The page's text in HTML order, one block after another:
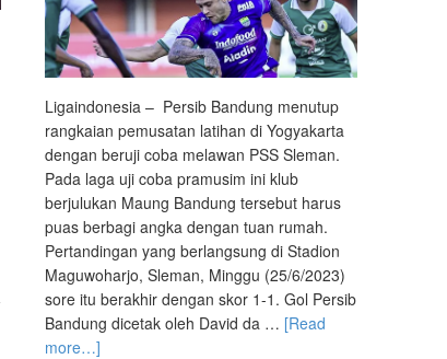
Ligaindonesia – Persib Bandung menutup
rangkaian pemusatan latihan di Yogyakarta
dengan beruji coba melawan PSS Sleman.
Pada laga uji coba pramusim ini klub
berjulukan Maung Bandung tersebut harus
puas berbagi angka dengan tuan rumah.
Pertandingan yang berlangsung di Stadion
Maguwoharjo, Sleman, Minggu (25/6/2023)
sore itu berakhir dengan skor 1-1. Gol Persib
Bandung dicetak oleh David da … [Read
more…]